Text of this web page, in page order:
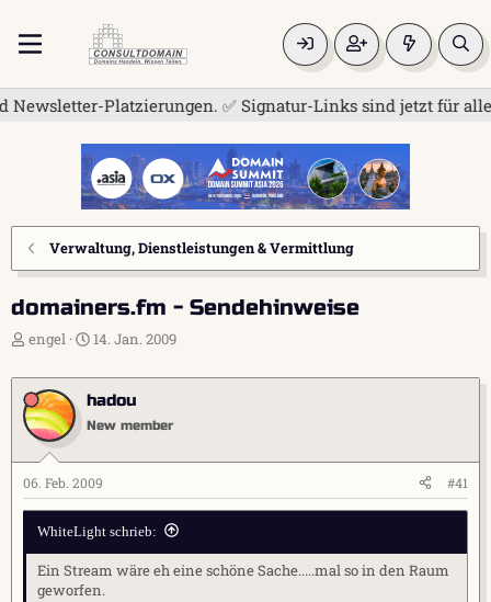
✅ Signatur-Links sind jetzt für alle frei.
Verwaltung, Dienstleistungen & Vermittlung
domainers.fm - Sendehinweise
E
s
t
e
l
e
r
engel
E
s
t
e
l
t
a
m
14. Jan. 2009
hadou
New member
06. Feb. 2009 #41
WhiteLight schrieb:
Ein Stream wäre eh eine schöne Sache.....mal so in den Raum
geworfen.